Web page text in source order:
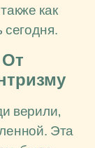
как
От
верили,
Эта